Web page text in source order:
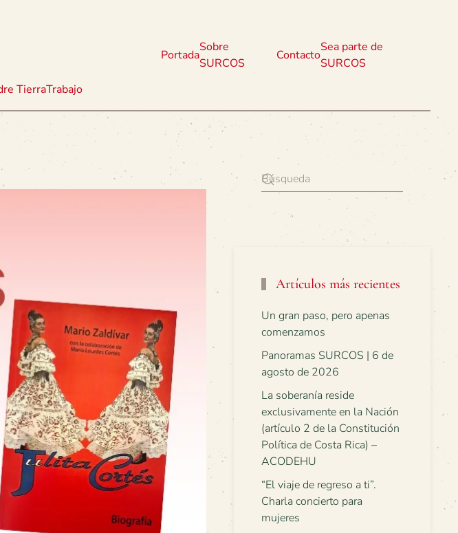
TierraTrabajo
Portada
Sobre
SURCOS
Contacto
Sea parte de
SURCOS
Artículos más recientes
Un gran paso, pero apenas
comenzamos
Panoramas SURCOS | 6 de
agosto de 2026
La soberanía reside
exclusivamente en la Nación
(artículo 2 de la Constitución
Política de Costa Rica) –
ACODEHU
“El viaje de regreso a ti”.
Charla concierto para
mujeres